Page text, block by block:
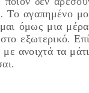
Το αγαπημένο
όμως μια
εξωτερικό.
ανοιχτά τα